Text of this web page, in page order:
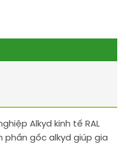
Alkyd kinh tế RAL
phần gốc alkyd giúp gia